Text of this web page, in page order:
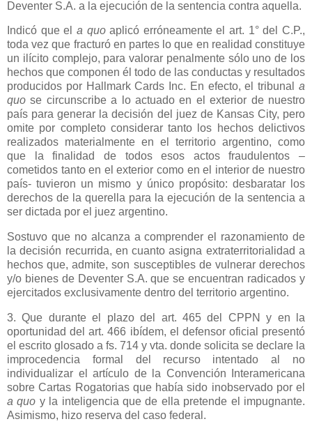
Deventer S.A. a la ejecución de la sentencia contra aquella.
Indicó que el a quoaplicó erróneamente el art. 1° del C.P.,
toda vez que fracturó en partes lo que en realidad constituye
un ilícito complejo, para valorar penalmente sólo uno de los
hechos que componen él todo de las conductas y resultados
producidos por Hallmark Cards Inc. En efecto, el tribunal a
quose circunscribe a lo actuado en el exterior de nuestro
país para generar la decisión del juez de Kansas City, pero
omite por completo considerar tanto los hechos delictivos
realizados materialmente en el territorio argentino, como
que la finalidad de todos esos actos fraudulentos –
cometidos tanto en el exterior como en el interior de nuestro
país- tuvieron un mismo y único propósito: desbaratar los
derechos de la querella para la ejecución de la sentencia a
ser dictada por el juez argentino.
Sostuvo que no alcanza a comprender el razonamiento de
la decisión recurrida, en cuanto asigna extraterritorialidad a
hechos que, admite, son susceptibles de vulnerar derechos
y/o bienes de Deventer S.A. que se encuentran radicados y
ejercitados exclusivamente dentro del territorio argentino.
3. Que durante el plazo del art. 465 del CPPN y en la
oportunidad del art. 466 ibídem, el defensor oficial presentó
el escrito glosado a fs. 714 y vta. donde solicita se declare la
improcedencia formal del recurso intentado al no
individualizar el artículo de
la Convención Interamericana
sobre Cartas Rogatorias que había sido inobservado por el
a quo y la inteligencia que de ella pretende el impugnante.
Asimismo, hizo reserva del caso federal.